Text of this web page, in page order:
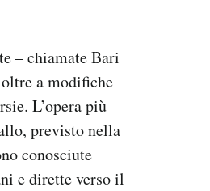
– chiamate Bari
a modifiche
L’opera più
previsto nella
conosciute
e dirette verso il